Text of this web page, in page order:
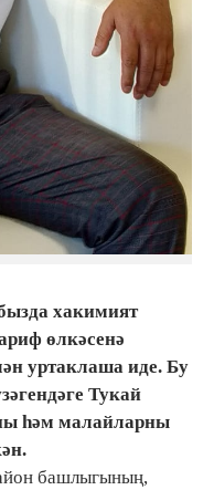
хакимият
өлкәсенә
уртаклаша иде. Бу
Тукай
һәм малайларны
башлыгының,